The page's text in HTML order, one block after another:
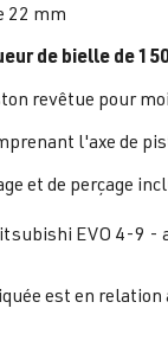
22 mm
de bielle de
revêtue pour
l'axe de
et de perçage
EVO 4-9 -
est en